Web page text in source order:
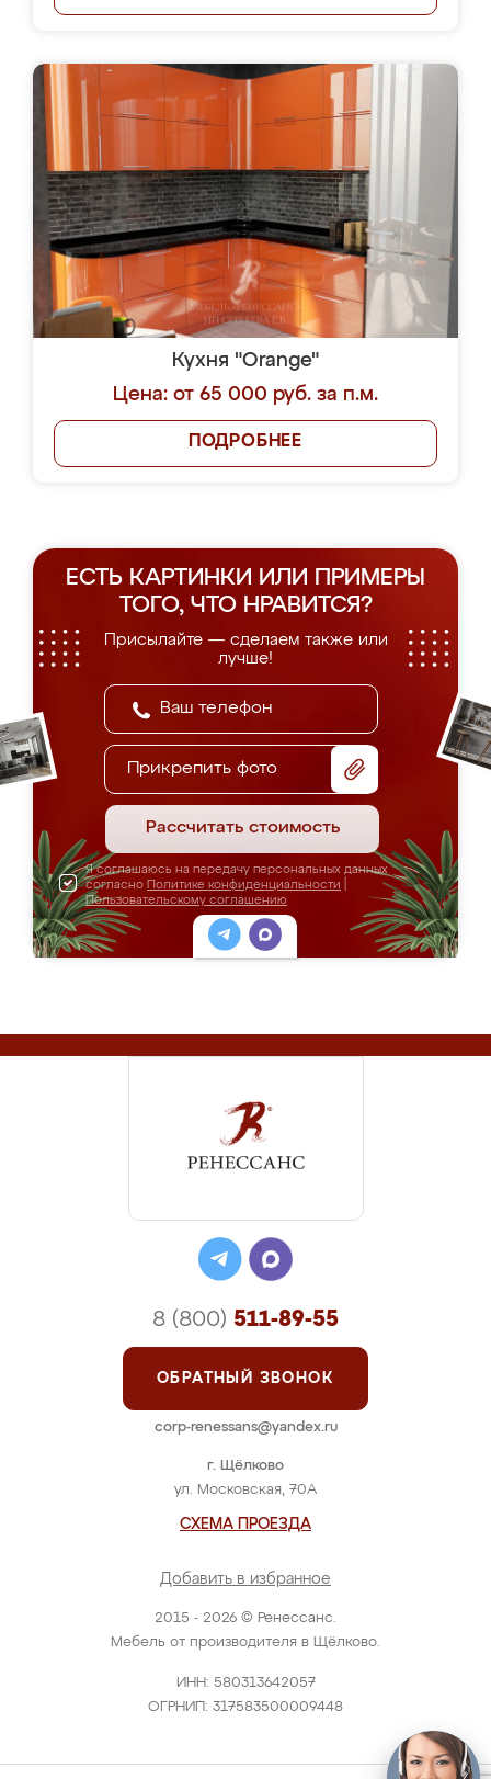
Кухня "Orange"
Цена: от 65 000 руб. за п.м.
ПОДРОБНЕЕ
ЕСТЬ КАРТИНКИ ИЛИ ПРИМЕРЫ
ТОГО, ЧТО НРАВИТСЯ?
Присылайте — сделаем также или
лучше!
Прикрепить фото
Рассчитать стоимость
Я соглашаюсь на передачу персональных данных
согласно Политике конфиденциальности
Пользовательскому соглашению
2015 - 2026 © Ренессанс.
Мебель от производителя в Щёлково.
ИНН: 580313642057
ОГРНИП: 317583500009448
г. Щёлково
ул. Московская, 70А
СХЕМА ПРОЕЗДА
Добавить в избранное
8 (800) 511-89-55
ОБРАТНЫЙ ЗВОНОК
corp-renessans@yandex.ru